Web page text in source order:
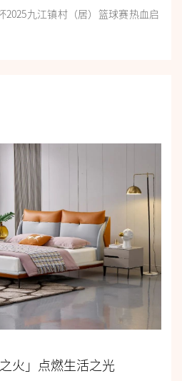
2025九江镇村（居）篮球赛热血启
火」点燃生活之光